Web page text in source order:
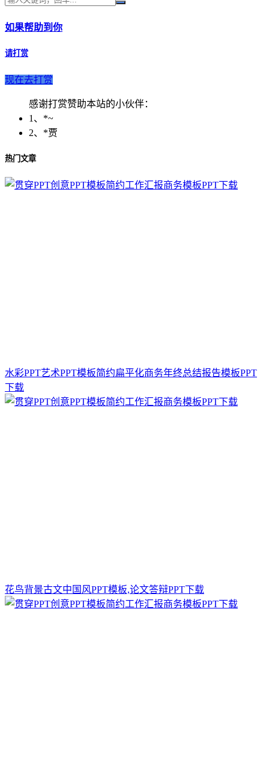
如果帮助到你
请打赏
现在去打赏
感谢打赏赞助本站的小伙伴：
1、*~
2、*贾
热门文章
水彩PPT艺术PPT模板简约扁平化商务年终总结报告模板PPT
下载
花鸟背景古文中国风PPT模板,论文答辩PPT下载